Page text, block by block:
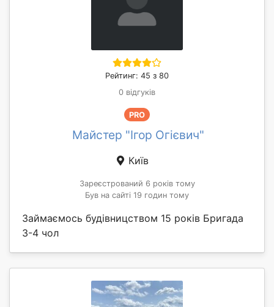
Рейтинг: 45 з 80
0 відгуків
PRO
Майстер "Ігор Огієвич"
Київ
Зареєстрований 6 років тому
Був на сайті 19 годин тому
Займаємось будівницством 15 років Бригада
3-4 чол